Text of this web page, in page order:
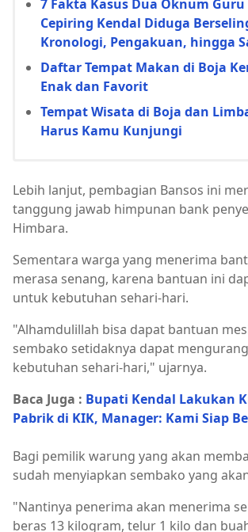
7 Fakta Kasus Dua Oknum Guru
Cepiring Kendal Diduga
Kronologi, Pengakuan, hingga
Daftar Tempat Makan di Boja
Enak dan Favorit
Tempat Wisata di Boja dan
Harus Kamu Kunjungi
Lebih lanjut, pembagian Bansos ini
tanggung jawab himpunan bank
Himbara.
Sementara warga yang menerima
merasa senang, karena bantuan ini
untuk kebutuhan sehari-hari.
"Alhamdulillah bisa dapat bantuan
sembako setidaknya dapat
kebutuhan sehari-hari," ujarnya.
Baca Juga : Bupati Kendal Lakukan
Pabrik di KIK, Manager: Kami Siap
Bagi pemilik warung yang akan
sudah menyiapkan sembako yang
"Nantinya penerima akan menerima
beras 13 kilogram, telur 1 kilo dan